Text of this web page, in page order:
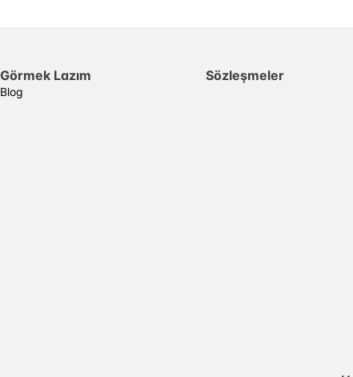
Görmek Lazım
Blog
Sözleşmeler